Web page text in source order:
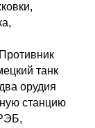
танк
орудия
станцию